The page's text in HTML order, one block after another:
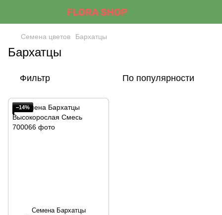
Семена цветов Бархатцы
Бархатцы
Фильтр По популярности
−14%
Семена Бархатцы